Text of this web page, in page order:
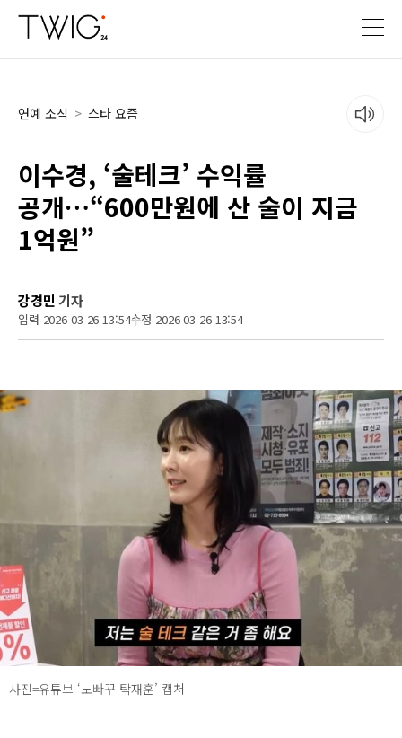
연예 소식 > 스타 요즘
이수경, ‘술테크’ 수익률
공개…“600만원에 산 술이 지금
1억원”
강경민 기자
입력 2026 03 26 13:54수정 2026 03 26 13:54
사진=유튜브 ‘노빠꾸 탁재훈’ 캡처